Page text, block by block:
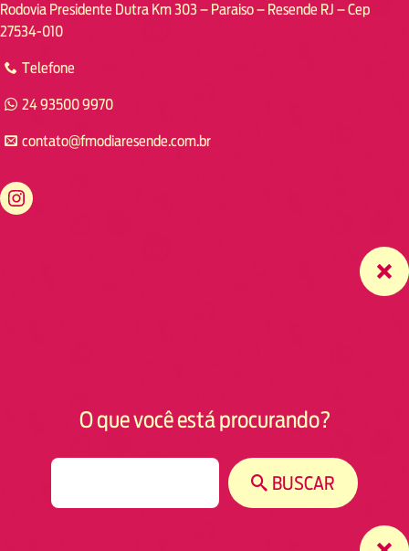
Rodovia Presidente Dutra Km 303 – Paraiso – Resende RJ – Cep
27534-010
Telefone
24 93500 9970
contato@fmodiaresende.com.br
https://www.instagram.com/fmodiaresende
O que você está procurando?
BUSCAR